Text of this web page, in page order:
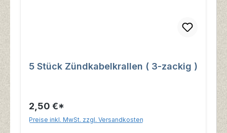
5 Stück Zündkabelkrallen ( 3-zackig )
2,50 €*
Preise inkl. MwSt. zzgl. Versandkosten